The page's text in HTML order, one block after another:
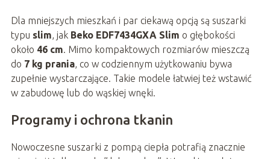
Dla mniejszych mieszkań i par ciekawą opcją są suszarki
typu slim, jak Beko EDF7434GXA Slim o głębokości
około 46 cm. Mimo kompaktowych rozmiarów mieszczą
do 7 kg prania, co w codziennym użytkowaniu bywa
zupełnie wystarczające. Takie modele łatwiej też wstawić
w zabudowę lub do wąskiej wnęki.
Programy i ochrona tkanin
Nowoczesne suszarki z pompą ciepła potrafią znacznie